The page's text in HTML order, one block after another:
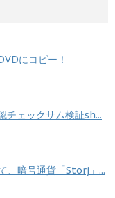
にコピー！
チェックサム検証sh...
、暗号通貨「Storj」...